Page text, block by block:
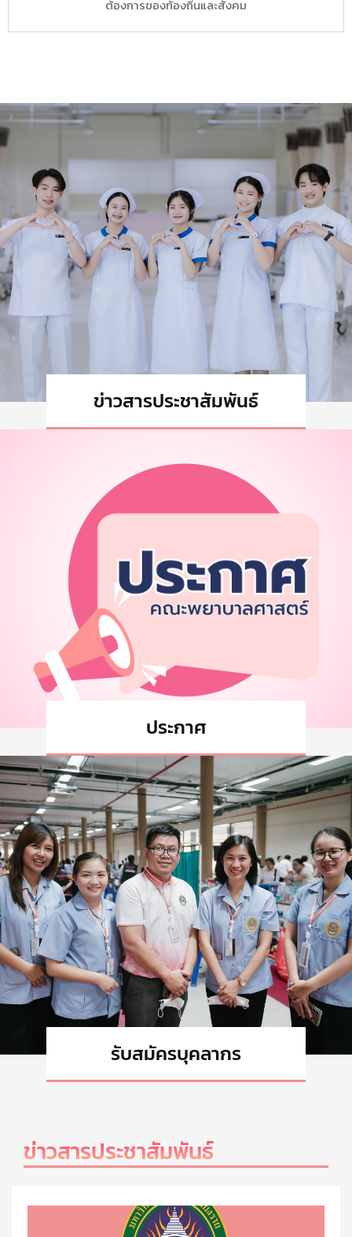
ต้องการของท้องถิ่นและสังคม
ข่าวสารประชาสัมพันธ์
ทั้งหมด
ประกาศ
ทั้งหมด
รับสมัครบุคลากร
ทั้งหมด
ข่าวสารประชาสัมพันธ์